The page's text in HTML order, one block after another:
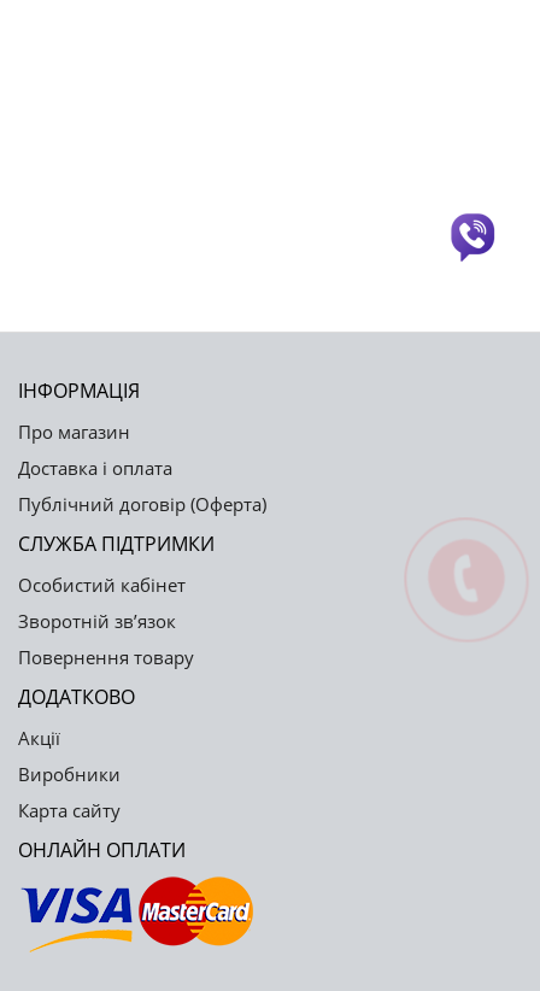
ІНФОРМАЦІЯ
Про магазин
Доставка і оплата
Публічний договір (Оферта)
СЛУЖБА ПІДТРИМКИ
Особистий кабінет
Зворотній зв’язок
Повернення товару
ДОДАТКОВО
Акції
Виробники
Карта сайту
ОНЛАЙН ОПЛАТИ